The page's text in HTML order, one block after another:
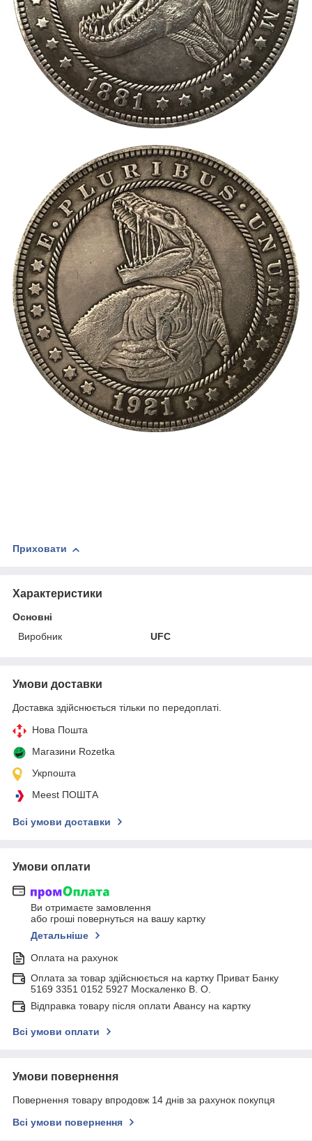
Приховати
Характеристики
Основні
Виробник
UFC
Умови доставки
Доставка здійснюється тільки по передоплаті.
Нова Пошта
Магазини Rozetka
Укрпошта
Meest ПОШТА
Всі умови доставки
Умови оплати
Ви отримаєте замовлення
або гроші повернуться на вашу картку
Детальніше
Оплата на рахунок
Оплата за товар здійснюється на картку Приват Банку
5169 3351 0152 5927 Москаленко В. О.
Відправка товару після оплати Авансу на картку
Всі умови оплати
Умови повернення
Повернення товару впродовж 14 днів за рахунок покупця
Всі умови повернення